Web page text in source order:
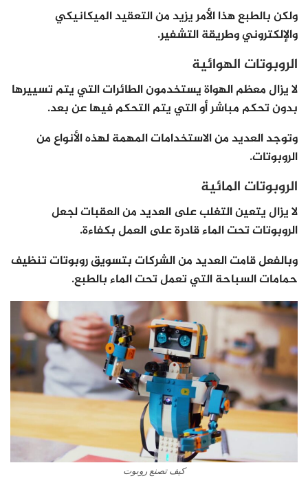
ولكن بالطبع هذا الأمر يزيد من التعقيد الميكانيكي
والإلكتروني وطريقة التشفير.
الروبوتات الهوائية
لا يزال معظم الهواة يستخدمون الطائرات التي يتم تسييرها
بدون تحكم مباشر أو التي يتم التحكم فيها عن بعد.
وتوجد العديد من الاستخدامات المهمة لهذه الأنواع من
الروبوتات.
الروبوتات المائية
لا يزال يتعين التغلب على العديد من العقبات لجعل
الروبوتات تحت الماء قادرة على العمل بكفاءة.
وبالفعل قامت العديد من الشركات بتسويق روبوتات تنظيف
حمامات السباحة التي تعمل تحت الماء بالطبع.
كيف تصنع روبوت